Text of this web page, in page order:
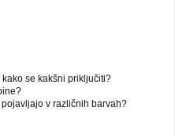
se kakšni priključiti?
v različnih barvah?